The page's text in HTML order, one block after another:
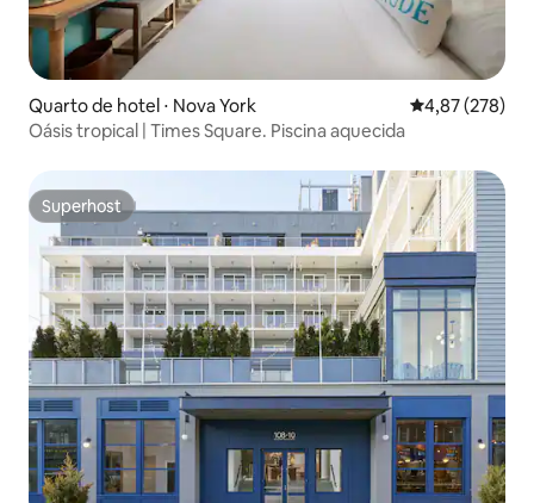
Quarto de hotel ⋅ Nova York 4,87 de uma
4,87 (278)
Oásis tropical | Times Square. Piscina aquecida
Superhost
Superhost